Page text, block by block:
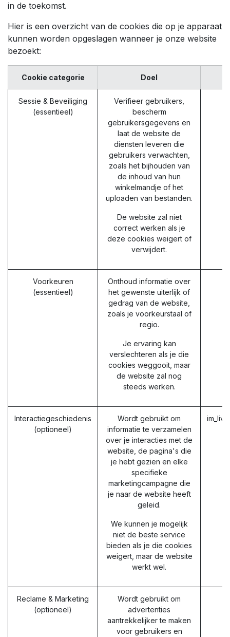
in de toekomst.
Hier is een overzicht van de cookies die op je apparaat
kunnen worden opgeslagen wanneer je onze website
bezoekt:
Cookie categorie Doel
Sessie & Beveiliging
(essentieel)
Verifieer gebruikers,
bescherm
gebruikersgegevens en
laat de website de
diensten leveren die
gebruikers verwachten,
zoals het bijhouden van
de inhoud van hun
winkelmandje of het
uploaden van bestanden.
De website zal niet
correct werken als je
deze cookies weigert of
verwijdert.
Voorkeuren
(essentieel)
Onthoud informatie over
het gewenste uiterlijk of
gedrag van de website,
zoals je voorkeurstaal of
regio.
Je ervaring kan
verslechteren als je die
cookies weggooit, maar
de website zal nog
steeds werken.
Interactiegeschiedenis
(optioneel)
Wordt gebruikt om
informatie te verzamelen
over je interacties met de
website, de pagina's die
je hebt gezien en elke
specifieke
marketingcampagne die
je naar de website heeft
geleid.
We kunnen je mogelijk
niet de beste service
bieden als je die cookies
weigert, maar de website
werkt wel.
Reclame & Marketing
(optioneel)
Wordt gebruikt om
advertenties
aantrekkelijker te maken
voor gebruikers en